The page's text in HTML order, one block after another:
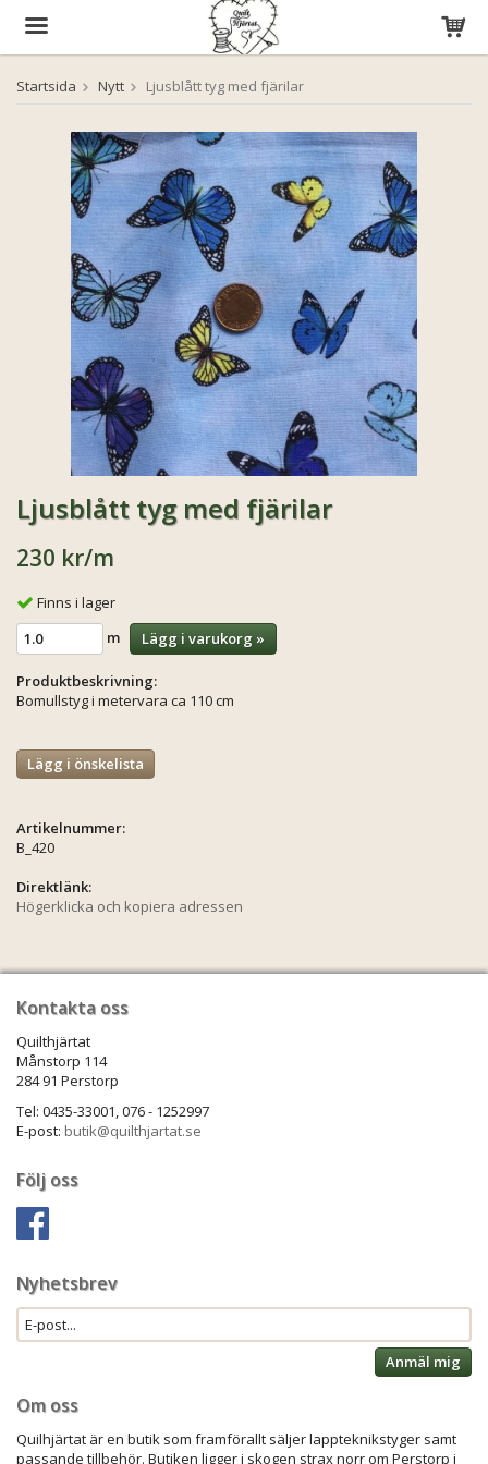
Produkten har blivit tillagd i varukorgen
Startsida Nytt Ljusblått tyg med fjärilar
Ljusblått tyg med fjärilar
230 kr/m
Finns i lager
m
Lägg i varukorg »
Produktbeskrivning:
Bomullstyg i metervara ca 110 cm
Lägg i önskelista
Artikelnummer:
B_420
Direktlänk:
Högerklicka och kopiera adressen
Kontakta oss
Quilthjärtat
Månstorp 114
284 91 Perstorp
Tel: 0435-33001, 076 - 1252997
E-post: butik@quilthjartat.se
Följ oss
Nyhetsbrev
Anmäl mig
Om oss
Quilhjärtat är en butik som framförallt säljer lappteknikstyger samt
passande tillbehör. Butiken ligger i skogen strax norr om Perstorp i